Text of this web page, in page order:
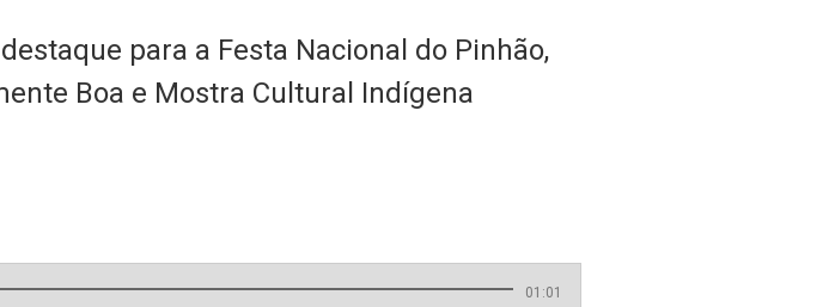
para a Festa Nacional do Pinhão,
Boa e Mostra Cultural Indígena
01:01